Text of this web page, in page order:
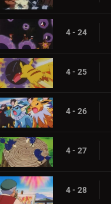
4 - 24
4 - 25
4 - 26
4 - 27
4 - 28